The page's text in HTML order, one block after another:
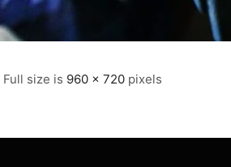
Full size is 960 × 720 pixels